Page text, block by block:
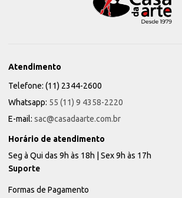
Atendimento
Telefone: (11) 2344-2600
Whatsapp: 55 (11) 9 4358-2220
E-mail: sac@casadaarte.com.br
Horário de atendimento
Seg à Qui das 9h às 18h | Sex 9h às 17h
Suporte
Formas de Pagamento